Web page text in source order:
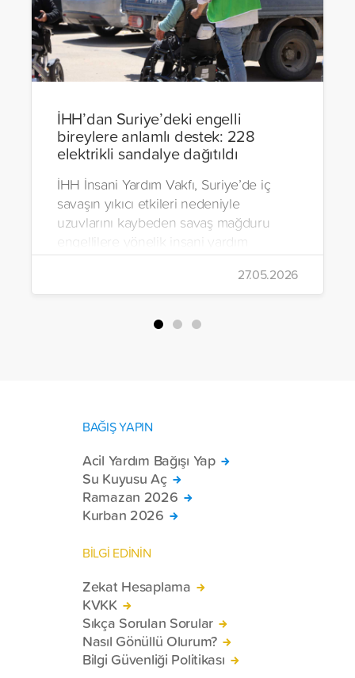
İHH’dan Suriye’deki engelli
bireylere anlamlı destek: 228
elektrikli sandalye dağıtıldı
İHH İnsani Yardım Vakfı, Suriye’de iç
savaşın yıkıcı etkileri nedeniyle
uzuvlarını kaybeden savaş mağduru
engellilere yönelik insani yardım
çalışmalarını aralıksız sürdürüyor. Vakıf,
yürütülen son projeyle Suriye’nin Şam,
Halep, Hama, Humus ve İdlib
bölgelerinde zor şartlarda yaşayan
27.05.2026
BAĞIŞ YAPIN
Acil Yardım Bağışı Yap
Su Kuyusu Aç
Ramazan 2026
Kurban 2026
BİLGİ EDİNİN
Zekat Hesaplama
KVKK
Sıkça Sorulan Sorular
Nasıl Gönüllü Olurum?
Bilgi Güvenliği Politikası